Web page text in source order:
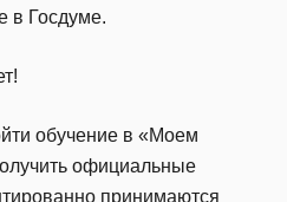
в Госдуме.
обучение в «Моем
официальные
принимаются